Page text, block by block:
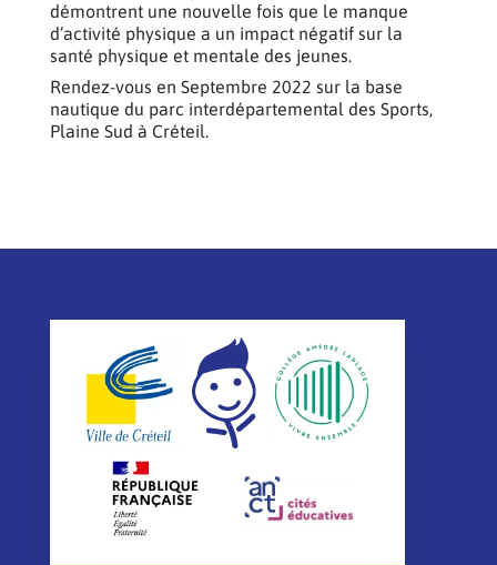
démontrent une nouvelle fois que le manque
d’activité physique a un impact négatif sur la
santé physique et mentale des jeunes.
Rendez-vous en Septembre 2022 sur la base
nautique du parc interdépartemental des Sports,
Plaine Sud à Créteil.